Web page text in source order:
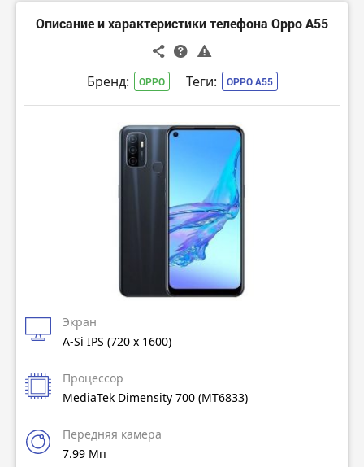
Описание и характеристики телефона Oppo A55
Бренд: OPPO Теги: OPPO A55
Экран
A-Si IPS (720 x 1600)
Процессор
MediaTek Dimensity 700 (MT6833)
Передняя камера
7.99 Мп